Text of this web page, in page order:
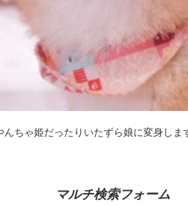
ちゃ姫だったりいたずら娘に変身しま
マルチ検索フォーム